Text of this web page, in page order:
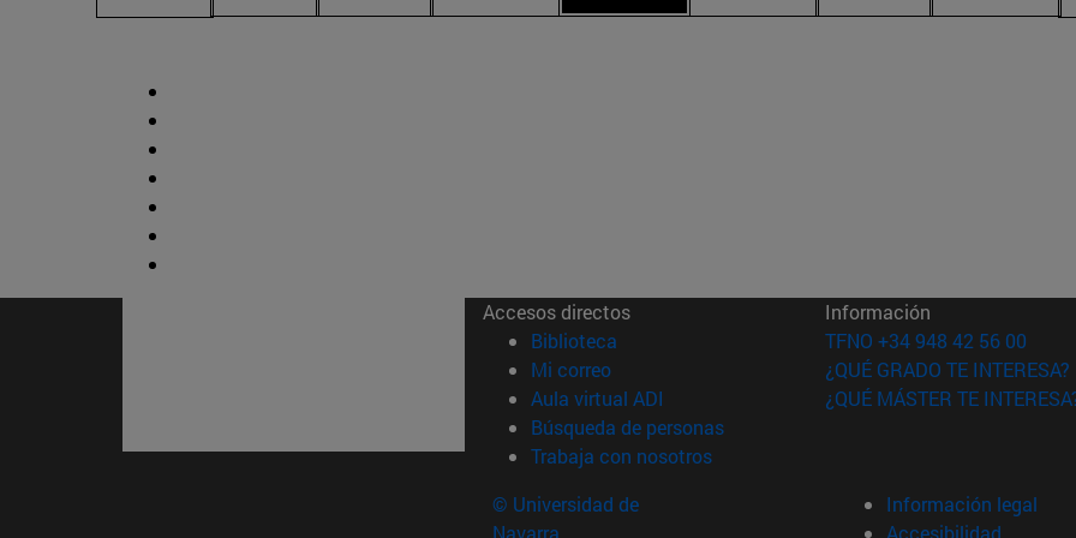
Accesos directos
Biblioteca (abre en nueva ventana)
Mi correo(abre en nueva ventana)
Aula virtual ADI (abre en nueva ventana)
Búsqueda de personas(abre en nueva ventana)
Trabaja con nosotros(abre en nueva ventana)
Información
TFNO +34 948 42 56 00
¿QUÉ GRADO TE INTERESA?
¿QUÉ MÁSTER TE
© Universidad de
Navarra
Información legal
Accesibilidad